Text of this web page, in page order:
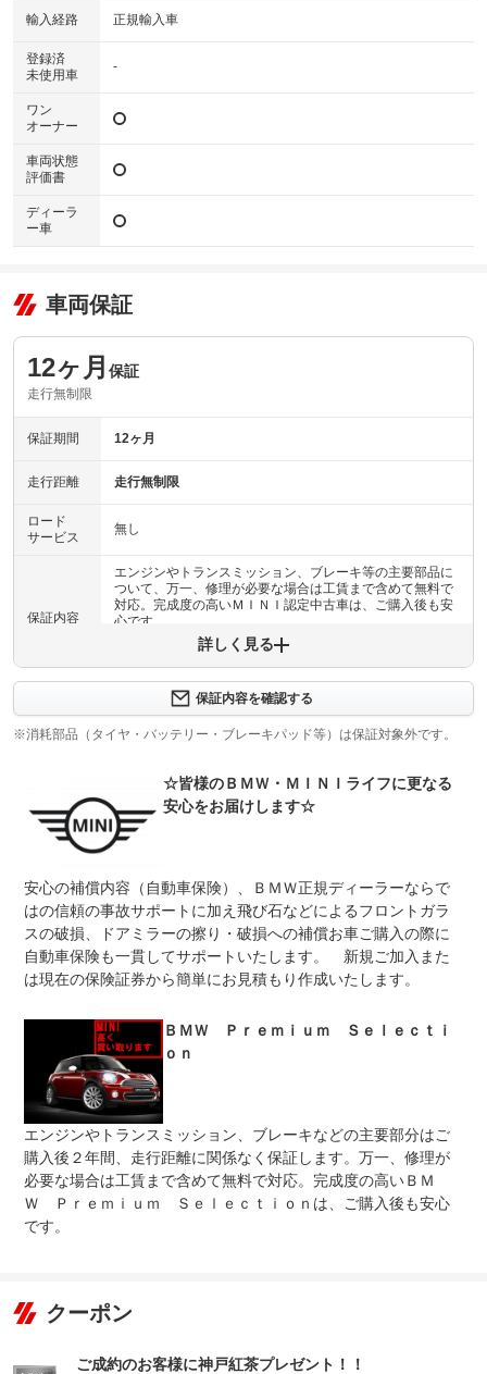
輸入経路 正規輸入車
登録済
未使用車
-
ワン
オーナー
車両状態
評価書
ディーラ
ー車
車両保証
12ヶ月 保証
走行無制限
保証期間 12ヶ月
走行距離 走行無制限
ロード
サービス
無し
保証内容
エンジンやトランスミッション、ブレーキ等の主要部品に
ついて、万一、修理が必要な場合は工賃まで含めて無料で
対応。完成度の高いＭＩＮＩ認定中古車は、ご購入後も安
心です。
保証の対象は以下の部品を除く車両を構成する全部品で
す。１社外部品２純正アクセサリー品３特装車両の架装部
位４消耗部品 、油脂・液類、ゴム部品、定期交換部品４
上限金額 -
保証修理
受付先
全国の正規ディーラーにて保証を受けることができます
法定整備
整備付 法定12ヶ月または法定24ヶ月点検整備付
※車検なし・車検整備付の場合は法定24ヶ月点検整備付
について
点検１００項目実施エンジン、トランスミッション、サス
ペンション、マフラーやエアコンなどの電気系統やコンピ
ュータなど詳細に点検します。交換基準に達した部品はＢ
ＭＷ純正部品だけを使用し整備後納車致します。
詳しく見る
保証内容を確認する
※消耗部品（タイヤ・バッテリー・ブレーキパッド等）は保証対象外です。
☆皆様のＢＭＷ・ＭＩＮＩライフに更なる
安心をお届けします☆
安心の補償内容（自動車保険）、ＢＭＷ正規ディーラーならで
はの信頼の事故サポートに加え飛び石などによるフロントガラ
スの破損、ドアミラーの擦り・破損への補償お車ご購入の際に
自動車保険も一貫してサポートいたします。 新規ご加入また
は現在の保険証券から簡単にお見積もり作成いたします。
ＢＭＷ Ｐｒｅｍｉｕｍ Ｓｅｌｅｃｔｉ
ｏｎ
エンジンやトランスミッション、ブレーキなどの主要部分はご
購入後２年間、走行距離に関係なく保証します。万一、修理が
必要な場合は工賃まで含めて無料で対応。完成度の高いＢＭ
Ｗ Ｐｒｅｍｉｕｍ Ｓｅｌｅｃｔｉｏｎは、ご購入後も安心
です。
クーポン
ご成約のお客様に神戸紅茶プレゼント！！